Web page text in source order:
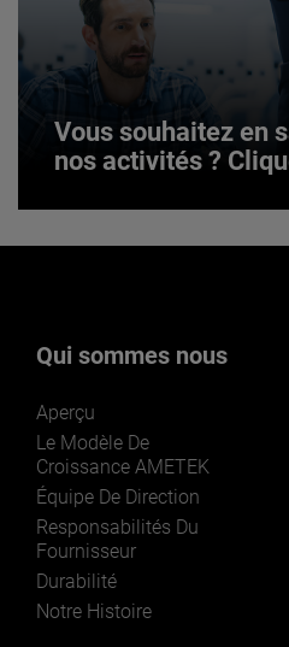
JOIN US
Vous souhaitez en
nos activités ?
LEARN MORE
Qui sommes nous
Aperçu
Le Modèle De
Croissance AMETEK
Équipe De Direction
Responsabilités Du
Fournisseur
Durabilité
Notre Histoire